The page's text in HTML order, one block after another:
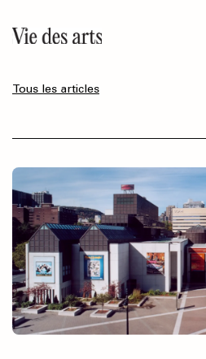
au
contenu
Tous les articles